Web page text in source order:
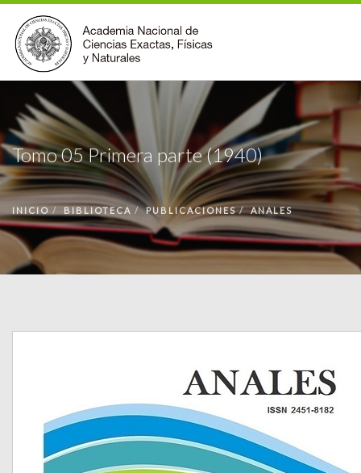
INSTITUCIONAL
ACCIONES
PREMIOS
BECAS
BIBLIOTECA
COMUNIDAD
VOLVER A LA PÁGINA INICIAL
Tomo 05 Primera parte (1940)
INICIO BIBLIOTECA PUBLICACIONES ANALES